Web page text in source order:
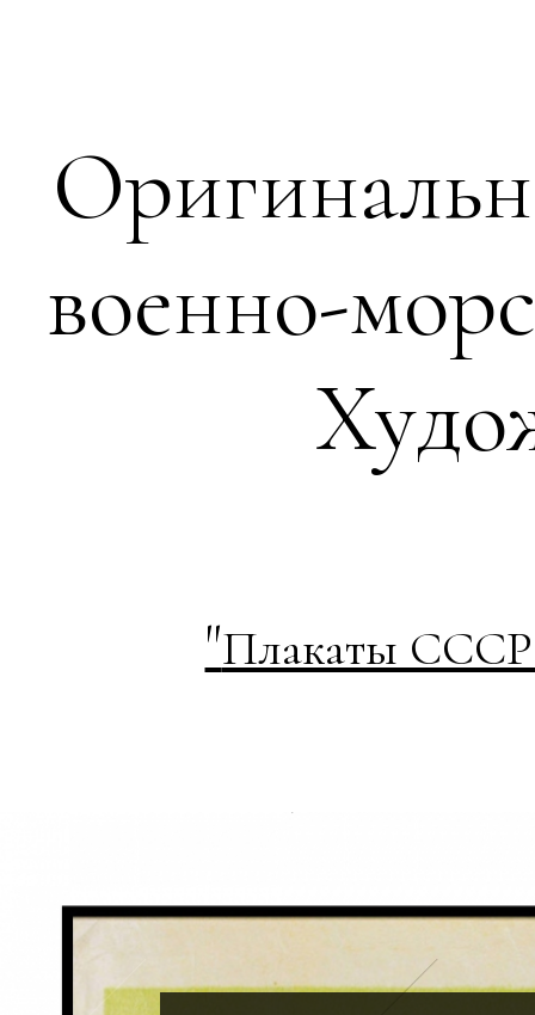
военно-
"Плакаты СССР